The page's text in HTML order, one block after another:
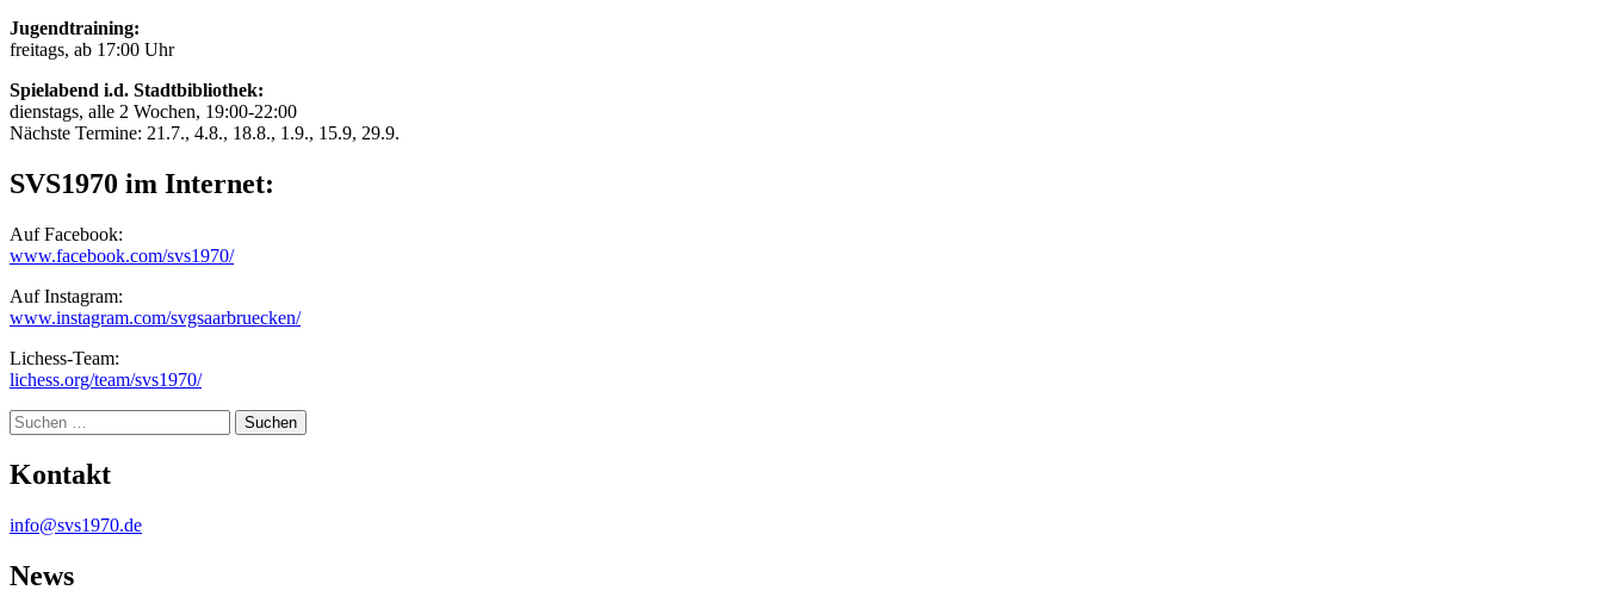
Jugendtraining:
freitags, ab 17:00 Uhr
Spielabend i.d. Stadtbibliothek:
dienstags, alle 2 Wochen, 19:00-22:00
Nächste Termine: 21.7., 4.8., 18.8., 1.9., 15.9, 29.9.
SVS1970 im Internet:
Auf Facebook:
www.facebook.com/svs1970/
Auf Instagram:
www.instagram.com/svgsaarbruecken/
Lichess-Team:
lichess.org/team/svs1970/
Suche
Kontakt
info@svs1970.de
News